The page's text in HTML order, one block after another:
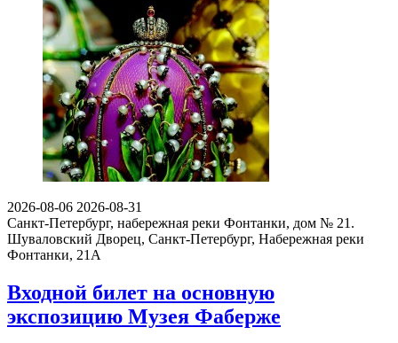
2026-08-06 2026-08-31
Санкт-Петербург, набережная реки Фонтанки, дом № 21.
Шуваловский Дворец, Санкт-Петербург, Набережная реки
Фонтанки, 21А
Входной билет на основную
экспозицию Музея Фаберже